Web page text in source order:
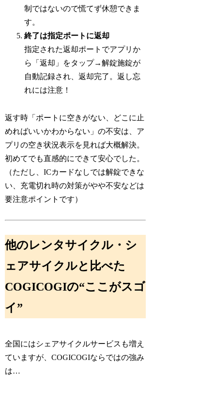
制ではないので慌てず休憩できま
す。
終了は指定ポートに返却
指定された返却ポートでアプリか
ら「返却」をタップ→解錠施錠が
自動記録され、返却完了。返し忘
れには注意！
返す時「ポートに空きがない、どこに止
めればいいかわからない」の不安は、ア
プリの空き状況表示を見れば大概解決。
初めてでも直感的にできて安心でした。
（ただし、ICカードなしでは解錠できな
い、充電切れ時の対策がやや不安などは
要注意ポイントです）
他のレンタサイクル・シ
ェアサイクルと比べた
COGICOGIの“ここがスゴ
イ”
全国にはシェアサイクルサービスも増え
ていますが、COGICOGIならではの強み
は…